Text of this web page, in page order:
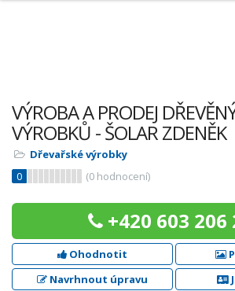
VÝROBA A PRODEJ
VÝROBKŮ - ŠOLAR ZDENĚK
Dřevařské výrobky
0
(0 hodnocení)
+420 603 206
Ohodnotit
Navrhnout úpravu